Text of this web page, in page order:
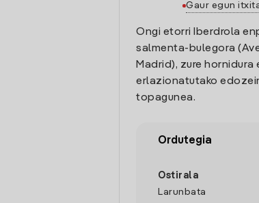
Gaur egun
Ongi etorri Iberdrola
salmenta-bulegora
Madrid), zure hornidura
erlazionatutako
topagunea.
Ordutegia
Ostirala
Larunbata